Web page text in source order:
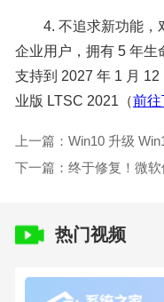
4. 不追求新功能，
企业用户，拥有 5 年生
支持到 2027 年 1 月
业版 LTSC 2021（前往
热门视频